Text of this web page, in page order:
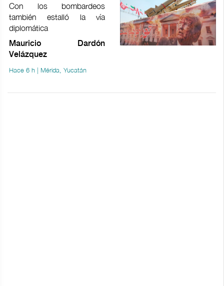
Con los bombardeos
también estalló la vía
diplomática
Mauricio Dardón
Velázquez
Hace 6 h | Mérida, Yucatán